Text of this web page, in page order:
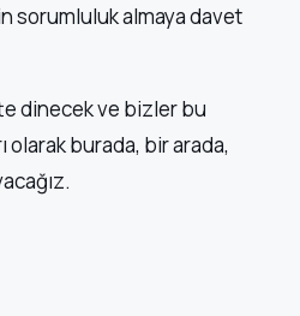
sorumluluk almaya davet
dinecek ve bizler bu
olarak burada, bir arada,